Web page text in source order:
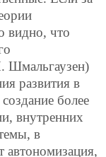
видно, что
Шмальгаузен)
развития в
более
внутренних
в
автономизация,